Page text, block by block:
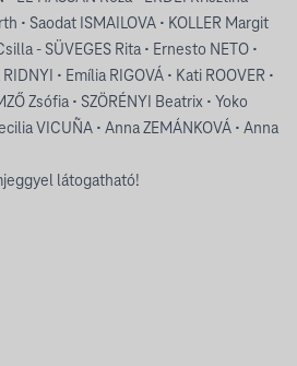
• Saodat ISMAILOVA • KOLLER Margit
- SÜVEGES Rita • Ernesto NETO •
• Emília RIGOVÁ • Kati ROOVER •
Zsófia • SZÖRÉNYI Beatrix • Yoko
VICUÑA • Anna ZEMÁNKOVÁ • Anna
látogatható!